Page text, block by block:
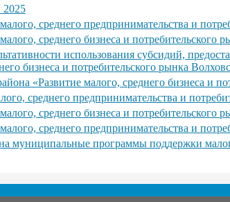
2025
среднего предпринимательства и
среднего бизнеса и потребительского
использования субсидий,
бизнеса и потребительского рынка
«Развитие малого, среднего бизнеса и
среднего предпринимательства и
среднего бизнеса и потребительского
среднего предпринимательства и
муниципальные программы поддержки